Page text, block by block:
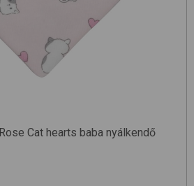
Rose Cat hearts baba nyálkendő